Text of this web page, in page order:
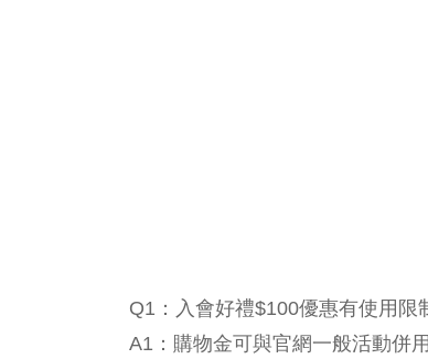
Q1：入會好禮$100優惠有使用限
A1：購物金可與官網一般活動併